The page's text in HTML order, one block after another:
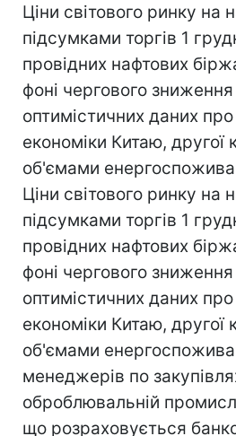
Ціни світового ринку на
підсумками торгів 1
провідних нафтових
фоні чергового
оптимістичних даних
економіки Китаю, другої
об'ємами
Ціни світового ринку на
підсумками торгів 1
провідних нафтових
фоні чергового
оптимістичних даних
економіки Китаю, другої
об'ємами
менеджерів по
оброблювальній
що розраховується